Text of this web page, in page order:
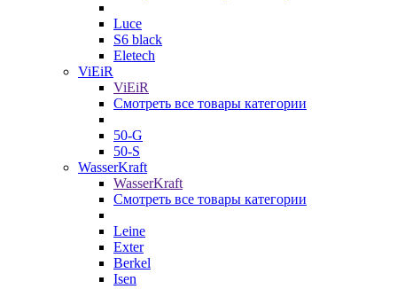
Luce
S6 black
Eletech
ViEiR
ViEiR
Смотреть все товары категории
50-G
50-S
WasserKraft
WasserKraft
Смотреть все товары категории
Leine
Exter
Berkel
Isen